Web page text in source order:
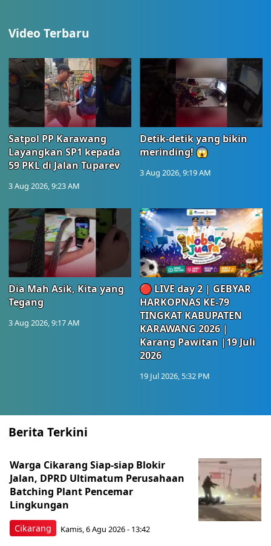
Video Terbaru
Satpol PP Karawang
Layangkan SP1 kepada
59 PKL di Jalan Tuparev
3 Aug 2026, 9:23 AM
Detik-detik yang bikin
merinding! 😱
3 Aug 2026, 9:19 AM
Dia Mah Asik, Kita yang
Tegang
3 Aug 2026, 9:17 AM
🔴 LIVE day 2 | GEBYAR
HARKOPNAS KE-79
TINGKAT KABUPATEN
KARAWANG 2026 |
Karang Pawitan |19 Juli
2026
19 Jul 2026, 5:32 PM
Berita Terkini
Cikarang
Warga Cikarang Siap-siap Blokir
Jalan, DPRD Ultimatum Perusahaan
Batching Plant Pencemar
Lingkungan
Kamis, 6 Agu 2026 - 13:42